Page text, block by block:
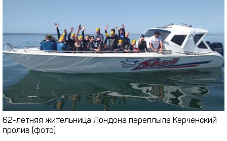
62-летняя жительница Лондона переплыла Керченский
пролив (фото)